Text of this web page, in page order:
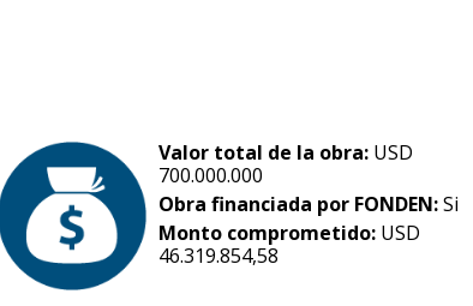
Valor total de la obra: USD
700.000.000
Obra financiada por FONDEN:Si
Monto comprometido: USD
46.319.854,58